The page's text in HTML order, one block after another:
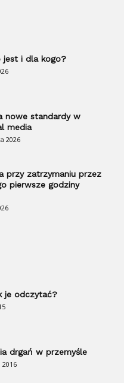
i dla kogo?
nowe standardy w
media
2026
przy zatrzymaniu przez
pierwsze godziny
je odczytać?
drgań w przemyśle